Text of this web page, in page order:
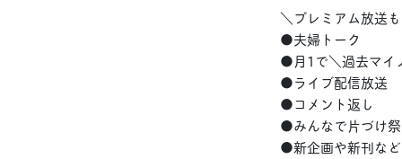
＼プレミアム放送
●夫婦トーク
●月1で＼過去マイ
●ライブ配信放送
●コメント返し
●みんなで片づけ祭
●新企画や新刊な